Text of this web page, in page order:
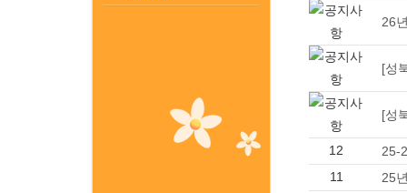
26
[성
[성
12
25-
11
25